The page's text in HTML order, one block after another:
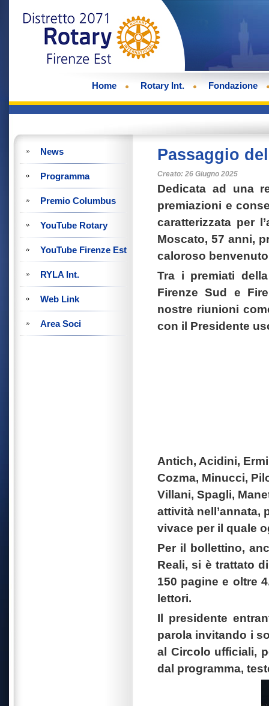
Home Rotary Int. Fondazione
News
Programma
Premio Columbus
YouTube Rotary
YouTube Firenze Est
RYLA Int.
Web Link
Area Soci
Passaggio
Creato: 26 Giugno 2025
Dedicata ad una
premiazioni e
caratterizzata per
Moscato, 57 anni,
caloroso
Tra i premiati
Firenze Sud e
nostre riunioni
con il Presidente
Antich, Acidini,
Cozma, Minucci,
Villani, Spagli,
attività nell’annata,
vivace per il quale
Per il bollettino,
Reali, si è trattato
150 pagine e oltre
lettori.
Il presidente
parola invitando i
al Circolo ufficiali,
dal programma,